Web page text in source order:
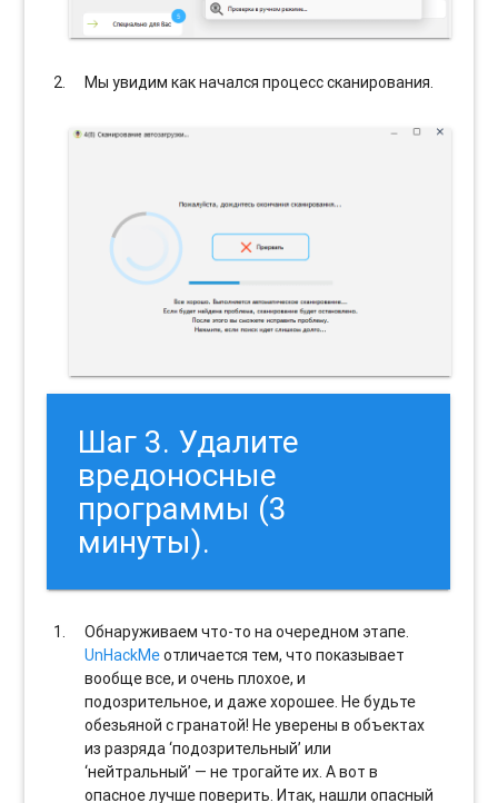
Мы увидим как начался процесс сканирования.
Шаг 3. Удалите
вредоносные
программы (3
минуты).
Обнаруживаем что-то на очередном этапе.
UnHackMeотличается тем, что показывает
вообще все, и очень плохое, и
подозрительное, и даже хорошее. Не будьте
обезьяной с гранатой! Не уверены в объектах
из разряда ‘подозрительный’ или
‘нейтральный’ — не трогайте их. А вот в
опасное лучше поверить. Итак, нашли опасный